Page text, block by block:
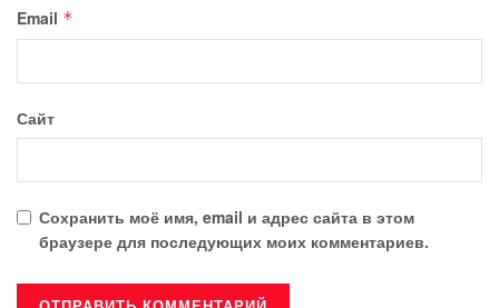
Email *
Сайт
Сохранить моё имя, email и адрес сайта в этом
браузере для последующих моих комментариев.